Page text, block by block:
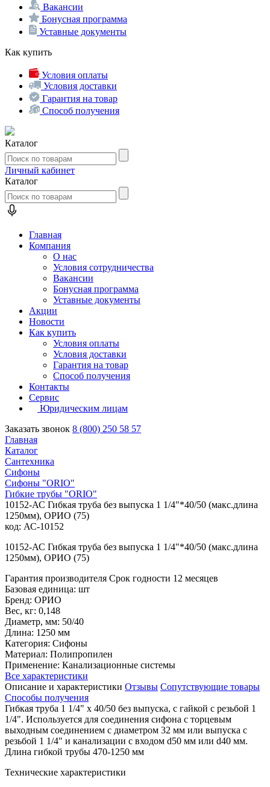
Вакансии
Бонусная программа
Уставные документы
Как купить
Условия оплаты
Условия доставки
Гарантия на товар
Способ получения
Каталог
Личный кабинет
Каталог
Главная
Компания
О нас
Условия сотрудничества
Вакансии
Бонусная программа
Уставные документы
Акции
Новости
Как купить
Условия оплаты
Условия доставки
Гарантия на товар
Способ получения
Контакты
Сервис
Юридическим лицам
Заказать звонок 8 (800) 250 58 57
Главная
Каталог
Сантехника
Сифоны
Сифоны "ORIO"
Гибкие трубы "ORIO"
10152-АС Гибкая труба без выпуска 1 1/4"*40/50 (макс.длина
1250мм), ОРИО (75)
код: АС-10152
10152-АС Гибкая труба без выпуска 1 1/4"*40/50 (макс.длина
1250мм), ОРИО (75)
Гарантия производителя Срок годности 12 месяцев
Базовая единица: шт
Бренд: ОРИО
Вес, кг: 0,148
Диаметр, мм: 50/40
Длина: 1250 мм
Категория: Сифоны
Материал: Полипропилен
Применение: Канализационные системы
Все характеристики
Описание и характеристики Отзывы Сопутствующие товары
Способы получения
Гибкая труба 1 1/4" х 40/50 без выпуска, с гайкой с резьбой 1
1/4". Используется для соединения сифона с торцевым
выходным соединением с диаметром 32 мм или выпуска с
резьбой 1 1/4" и канализации с входом d50 мм или d40 мм.
Длина гибкой трубы 470-1250 мм
Технические характеристики